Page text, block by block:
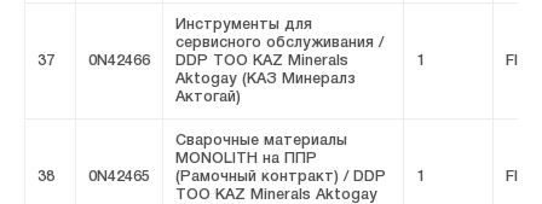
37 0N42466
Инструменты для
сервисного обслуживания /
DDP ТОО KAZ Minerals
Aktogay (КАЗ Минералз
Актогай)
1 FIVE
38 0N42465
Сварочные материалы
MONOLITH на ППР
(Рамочный контракт) / DDP
ТОО KAZ Minerals Aktogay
1 FIVE